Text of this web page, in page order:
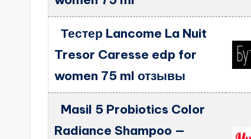
Тестер Lancome La Nuit
Tresor Caresse edp for
women 75 ml отзывы
Masil 5 Probiotics Color
Radiance Shampoo —